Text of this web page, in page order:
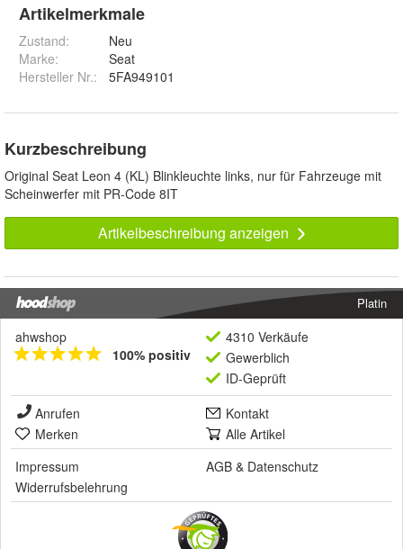
Artikelmerkmale
Zustand:
Neu
Marke:
Seat
Hersteller Nr.:
5FA949101
Kurzbeschreibung
Original Seat Leon 4 (KL) Blinkleuchte links, nur für Fahrzeuge mit
Scheinwerfer mit PR-Code 8IT
Artikelbeschreibung anzeigen
Platin
ahwshop
100% positiv
4310 Verkäufe
Gewerblich
ID-Geprüft
Anrufen
Kontakt
Merken
Alle Artikel
Impressum
AGB & Datenschutz
Widerrufsbelehrung